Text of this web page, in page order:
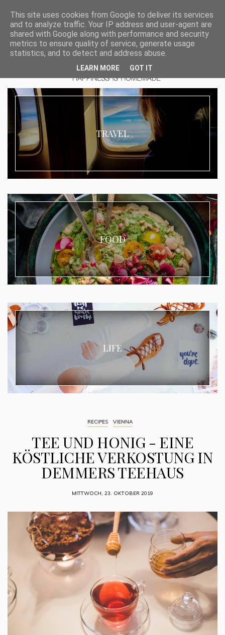
TRAVEL
FOOD
LIFE
RECIPES VIENNA
TEE UND HONIG - EINE
KÖSTLICHE VERKOSTUNG IN
DEMMERS TEEHAUS
MITTWOCH, 23. OKTOBER 2019
This site uses cookies from Google to deliver its services
and to analyze traffic. Your IP address and user-agent are
shared with Google along with performance and security
metrics to ensure quality of service, generate usage
statistics, and to detect and address abuse.
LEARN MORE GOT IT